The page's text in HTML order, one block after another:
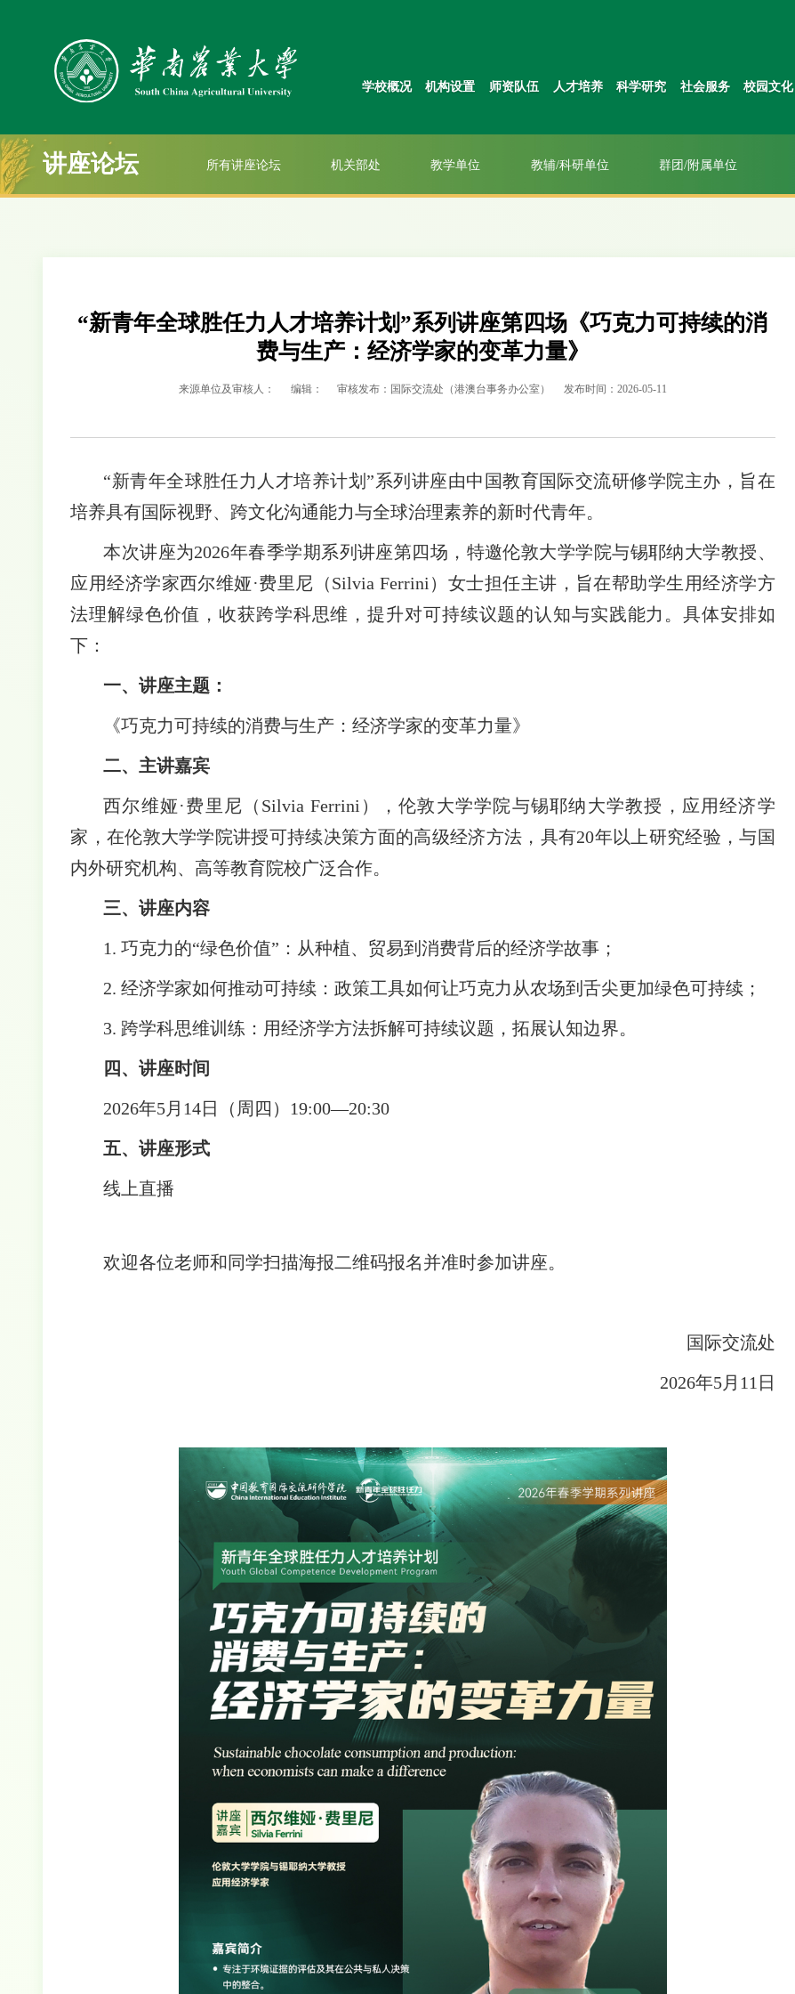
学校概况 机构设置 师资队伍 人才培养 科学研究 社会服务 校园文化
讲座论坛 所有讲座论坛 机关部处 教学单位 教辅/科研单位 群团/附属单位
“新青年全球胜任力人才培养计划”系列讲座第四场《巧克力可持续的消
费与生产：经济学家的变革力量》
来源单位及审核人： 编辑： 审核发布：国际交流处（港澳台事务办公室） 发布时间：2026-05-11
“新青年全球胜任力人才培养计划”系列讲座由中国教育国际交流研修学院主办，旨在
培养具有国际视野、跨文化沟通能力与全球治理素养的新时代青年。
本次讲座为2026年春季学期系列讲座第四场，特邀伦敦大学学院与锡耶纳大学教授、
应用经济学家西尔维娅·费里尼（Silvia Ferrini）女士担任主讲，旨在帮助学生用经济学方
法理解绿色价值，收获跨学科思维，提升对可持续议题的认知与实践能力。具体安排如
下：
一、讲座主题：
《巧克力可持续的消费与生产：经济学家的变革力量》
二、主讲嘉宾
西尔维娅·费里尼（Silvia Ferrini），伦敦大学学院与锡耶纳大学教授，应用经济学
家，在伦敦大学学院讲授可持续决策方面的高级经济方法，具有20年以上研究经验，与国
内外研究机构、高等教育院校广泛合作。
三、讲座内容
1. 巧克力的“绿色价值”：从种植、贸易到消费背后的经济学故事；
2. 经济学家如何推动可持续：政策工具如何让巧克力从农场到舌尖更加绿色可持续；
3. 跨学科思维训练：用经济学方法拆解可持续议题，拓展认知边界。
四、讲座时间
2026年5月14日（周四）19:00—20:30
五、讲座形式
线上直播
欢迎各位老师和同学扫描海报二维码报名并准时参加讲座。
国际交流处
2026年5月11日